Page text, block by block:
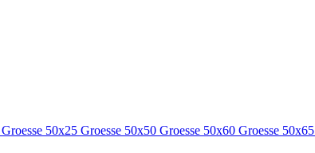
Groesse 50x25 Groesse 50x50 Groesse 50x60 Groesse 50x65